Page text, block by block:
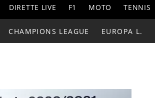
DIRETTE LIVE F1 MOTO TENNIS
CHAMPIONS LEAGUE EUROPA L.